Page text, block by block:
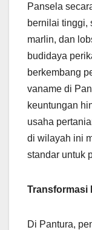
Pansela
bernilai tinggi,
marlin, dan
budidaya
berkembang
vaname di
keuntungan
usaha
di wilayah ini
standar untuk
Transformasi
Di Pantura,